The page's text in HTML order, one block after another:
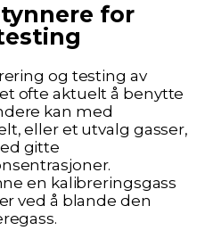
for
og testing av
ofte aktuelt å benytte
kan med
eller et utvalg gasser,
gitte
en kalibreringsgass
ved å blande den